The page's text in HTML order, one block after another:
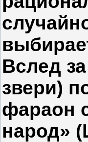
Вслед
звери)
фараон
народ»